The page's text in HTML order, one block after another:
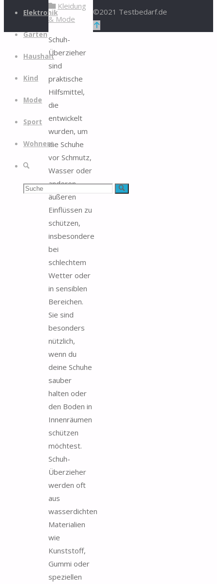
Elektronik
Garten
Haushalt
Kind
Mode
Sport
Wohnen
Suchen Suche
Kleidung
& Mode
Schuh-
Überzieher
sind
praktische
Hilfsmittel,
die
entwickelt
wurden, um
die Schuhe
vor Schmutz,
Wasser oder
anderen
äußeren
Einflüssen zu
schützen,
insbesondere
bei
schlechtem
Wetter oder
in sensiblen
Bereichen.
Sie sind
besonders
nützlich,
wenn du
deine Schuhe
sauber
halten oder
den Boden in
Innenräumen
schützen
möchtest.
Schuh-
Überzieher
werden oft
aus
wasserdichten
Materialien
wie
Kunststoff,
Gummi oder
speziellen
©2021 Testbedarf.de
Zurück